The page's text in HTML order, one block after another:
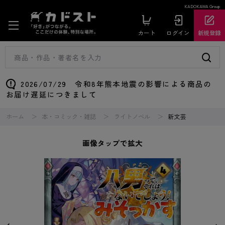
KADOKAWA Group
カート ログイン 新規登録
2026/07/29 令和8年熊本地震の影響による商品の
お届け遅延につきまして
ホーム 本・コミック・雑誌 ライトノベル 新文芸
画像タップで拡大